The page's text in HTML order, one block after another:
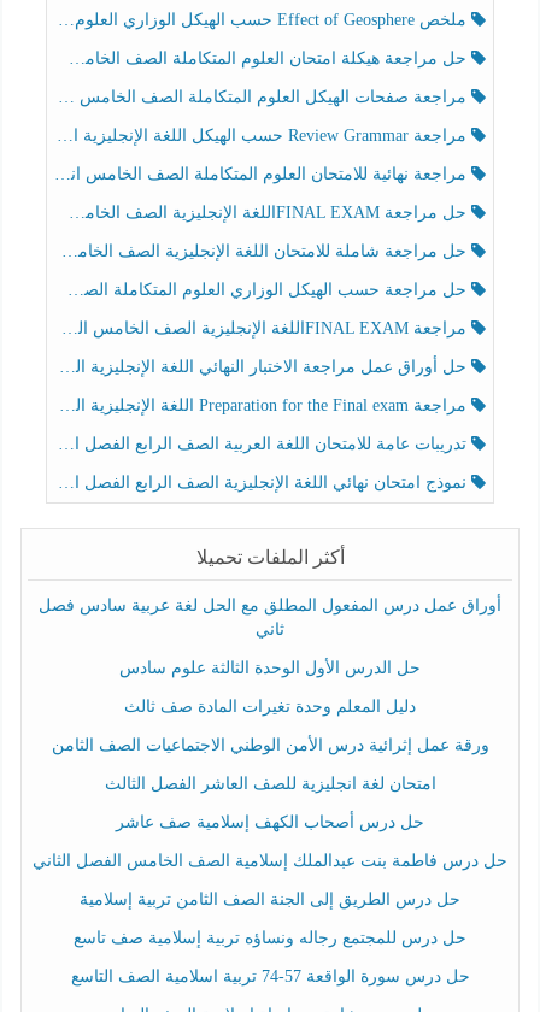
ملخص Effect of Geosphere حسب الهيكل الوزاري العلوم المتكاملة الصف الخامس انسبير الفصل الثالث
حل مراجعة هيكلة امتحان العلوم المتكاملة الصف الخامس عام الفصل الثالث
مراجعة صفحات الهيكل العلوم المتكاملة الصف الخامس انسبير الفصل الثالث
مراجعة Review Grammar حسب الهيكل اللغة الإنجليزية الصف الخامس الفصل الثالث
مراجعة نهائية للامتحان العلوم المتكاملة الصف الخامس انسبير الفصل الثالث
حل مراجعة FINAL EXAMاللغة الإنجليزية الصف الخامس الفصل الثالث
حل مراجعة شاملة للامتحان اللغة الإنجليزية الصف الخامس الفصل الثالث
حل مراجعة حسب الهيكل الوزاري العلوم المتكاملة الصف الخامس عام الفصل الثالث
مراجعة FINAL EXAMاللغة الإنجليزية الصف الخامس الفصل الثالث
حل أوراق عمل مراجعة الاختبار النهائي اللغة الإنجليزية الصف الرابع الفصل الثالث
مراجعة Preparation for the Final exam اللغة الإنجليزية الصف الرابع الفصل الثالث
تدريبات عامة للامتحان اللغة العربية الصف الرابع الفصل الثالث
نموذج امتحان نهائي اللغة الإنجليزية الصف الرابع الفصل الثالث
أكثر الملفات تحميلا
أوراق عمل درس المفعول المطلق مع الحل لغة عربية سادس فصل
ثاني
حل الدرس الأول الوحدة الثالثة علوم سادس
دليل المعلم وحدة تغيرات المادة صف ثالث
ورقة عمل إثرائية درس الأمن الوطني الاجتماعيات الصف الثامن
امتحان لغة انجليزية للصف العاشر الفصل الثالث
حل درس أصحاب الكهف إسلامية صف عاشر
حل درس فاطمة بنت عبدالملك إسلامية الصف الخامس الفصل الثاني
حل درس الطريق إلى الجنة الصف الثامن تربية إسلامية
حل درس للمجتمع رجاله ونساؤه تربية إسلامية صف تاسع
حل درس سورة الواقعة 57-74 تربية اسلامية الصف التاسع